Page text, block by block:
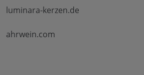
luminara-kerzen.de
ahrwein.com